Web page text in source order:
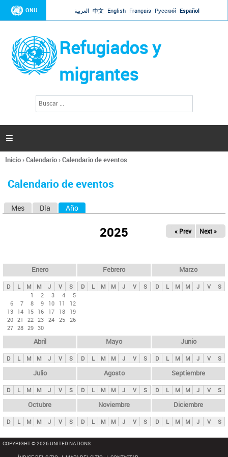
Jump to navigation
ONU العربية 中文 English Français Русский Español
Refugiados y
migrantes
l
d
s

Se
usted
Inicio›Calendario›Calendario de eventos
Calendario de eventos
s
p
n
i
p
a
l
s
Mes Día Año
2025 « Prev Next »
Enero
D L M M J V
S
1
2 3 4
5
6
7 8 9 10 11
12
13 14 15 16 17 18
19
20 21 22 23 24 25 26
27 28 29 30
Febrero
D L M M J V S
Marzo
D L M M J V S
Abril
D L M M J V S
Mayo
D L M M J V S
Junio
D L M M J V S
Julio
D L M M J V S
Agosto
D L M M J V S
Septiembre
D L M M J V S
Octubre
D L M M J V S
Noviembre
D L M M J V S
Diciembre
D L M M J V S
COPYRIGHT © 2026 UNITED NATIONS